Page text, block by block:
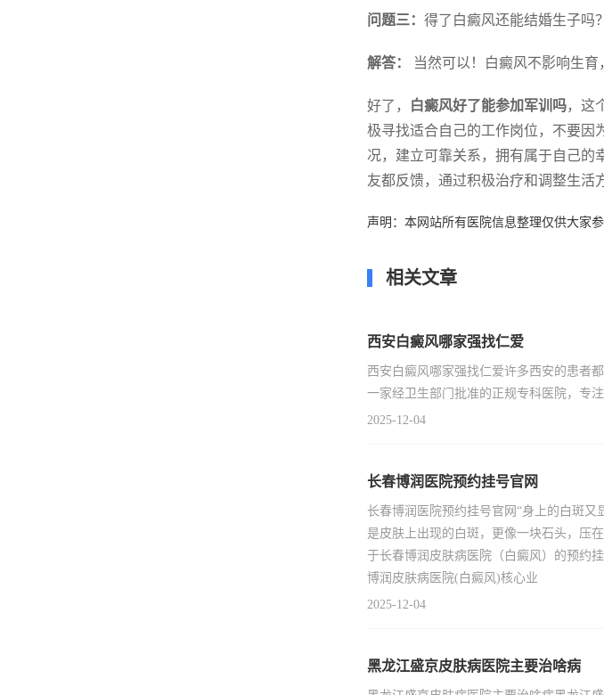
问题三： 得了白癜风还能结婚生子吗？
解答： 当然可以！白癜风不影响生
好了， 白癜风好了能参加军训吗，这
极寻找适合自己的工作岗位，不要因
况，建立可靠关系，拥有属于自己的
友都反馈，通过积极治疗和调整生活
声明：本网站所有医院信息整理仅供大家
相关文章
西安白癜风哪家强找仁爱
西安白癜风哪家强找仁爱许多西安的患者
一家经卫生部门批准的正规专科医院，专
2025-12-04
长春博润医院预约挂号官网
长春博润医院预约挂号官网“身上的白斑
是皮肤上出现的白斑，更像一块石头，压
于长春博润皮肤病医院（白癜风）的预约
博润皮肤病医院(白癜风)核心业
2025-12-04
黑龙江盛京皮肤病医院主要治啥病